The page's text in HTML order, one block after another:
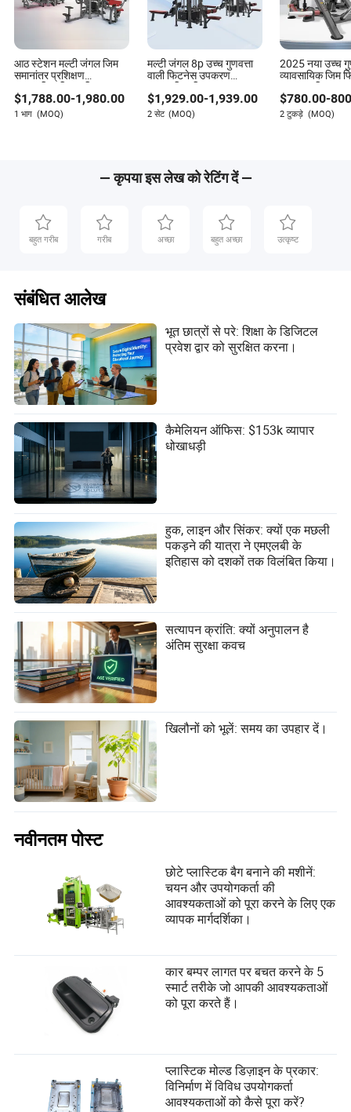
आठ स्टेशन मल्टी जंगल जिम
समानांतर प्रशिक्षण
व्यावसायिक जिम शक्ति
फिटनेस उपकरण
$1,788.00-1,980.00
1 भाग (MOQ)
मल्टी जंगल 8p उच्च गुणवत्ता
वाली फिटनेस उपकरण
व्यावसायिक जिम उपकरण
शक्ति प्रशिक्षण मशीन स्टील
उपकरण खेल व्यायाम मशीन
$1,929.00-1,939.00
2 सेट (MOQ)
2025 नया उच्च
व्यावसायिक जिम
ताकत प्रशिक्षण
मशीन बहु
उपकरण
$780.00-
2 टुकड़े (MOQ)
— कृपया इस लेख को रेटिंग दें —
बहुत गरीब गरीब अच्छा बहुत अच्छा उत्कृष्ट
संबंधित आलेख
भूत छात्रों से परे: शिक्षा के डिजिटल
प्रवेश द्वार को सुरक्षित करना।
कैमेलियन ऑफिस: $153k व्यापार
धोखाधड़ी
हुक, लाइन और सिंकर: क्यों एक मछली
पकड़ने की यात्रा ने एमएलबी के
इतिहास को दशकों तक विलंबित किया।
सत्यापन क्रांति: क्यों अनुपालन है
अंतिम सुरक्षा कवच
खिलौनों को भूलें: समय का उपहार दें।
नवीनतम पोस्ट
छोटे प्लास्टिक बैग बनाने की मशीनें:
चयन और उपयोगकर्ता की
आवश्यकताओं को पूरा करने के लिए एक
व्यापक मार्गदर्शिका।
कार बम्पर लागत पर बचत करने के 5
स्मार्ट तरीके जो आपकी आवश्यकताओं
को पूरा करते हैं।
प्लास्टिक मोल्ड डिज़ाइन के प्रकार:
विनिर्माण में विविध उपयोगकर्ता
आवश्यकताओं को कैसे पूरा करें?